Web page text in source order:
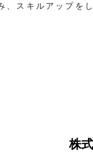
、スキルアップを
株